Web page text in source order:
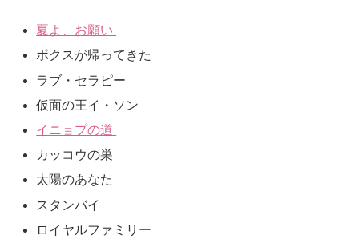
夏よ、お願い
ボクスが帰ってきた
ラブ・セラピー
仮面の王イ・ソン
イニョプの道
カッコウの巣
太陽のあなた
スタンバイ
ロイヤルファミリー